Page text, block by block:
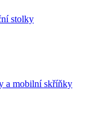
stolky
a mobilní skříňky